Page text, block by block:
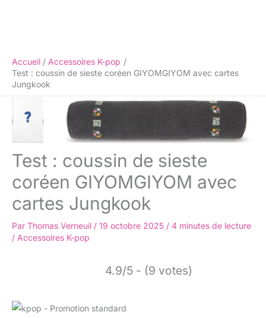
Accueil
Accessoires K-pop
Test : coussin de sieste coréen GIYOMGIYOM avec cartes
Jungkook
Test : coussin de sieste
coréen GIYOMGIYOM avec
cartes Jungkook
Par Thomas Verneuil / 19 octobre 2025 / 4 minutes de lecture
/ Accessoires K-pop
4.9/5 - (9 votes)